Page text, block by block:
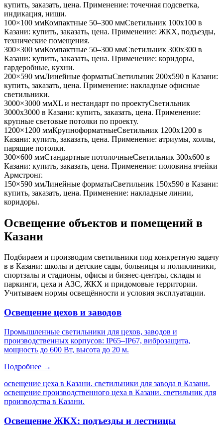
купить, заказать, цена. Применение: точечная подсветка,
индикация, ниши.
100×100 ммКомпактные 50–300 ммСветильник 100x100 в
Казани: купить, заказать, цена. Применение: ЖКХ, подъезды,
технические помещения.
300×300 ммКомпактные 50–300 ммСветильник 300x300 в
Казани: купить, заказать, цена. Применение: коридоры,
гардеробные, кухни.
200×590 ммЛинейные форматыСветильник 200x590 в Казани:
купить, заказать, цена. Применение: накладные офисные
светильники.
3000×3000 ммXL и нестандарт по проектуСветильник
3000x3000 в Казани: купить, заказать, цена. Применение:
крупные световые потолки по проекту.
1200×1200 ммКрупноформатныеСветильник 1200x1200 в
Казани: купить, заказать, цена. Применение: атриумы, холлы,
парящие потолки.
300×600 ммСтандартные потолочныеСветильник 300x600 в
Казани: купить, заказать, цена. Применение: половина ячейки
Армстронг.
150×590 ммЛинейные форматыСветильник 150x590 в Казани:
купить, заказать, цена. Применение: накладные линии,
коридоры.
Освещение объектов и помещений в
Казани
Подбираем и производим светильники под конкретную задачу
в в Казани: школы и детские сады, больницы и поликлиники,
спортзалы и стадионы, офисы и бизнес-центры, склады и
паркинги, цеха и АЗС, ЖКХ и придомовые территории.
Учитываем нормы освещённости и условия эксплуатации.
Освещение цехов и заводов
Промышленные светильники для цехов, заводов и
производственных корпусов: IP65–IP67, виброзащита,
мощность до 600 Вт, высота до 20 м.
Подробнее →
освещение цеха в Казани. светильники для завода в Казани.
освещение производственного цеха в Казани. светильник для
производства в Казани.
Освещение ЖКХ: подъезды и лестницы